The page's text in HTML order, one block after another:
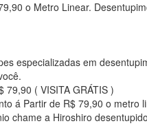
o Metro Linear.
especializadas em
79,90 ( VISITA GRÁTIS )
á Partir de R$ 79,90 o metro
chame a Hiroshiro